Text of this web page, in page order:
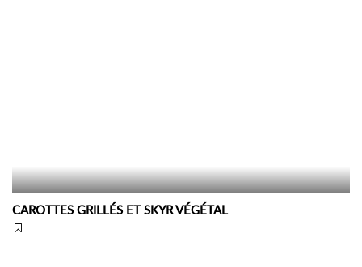
CAROTTES GRILLÉS ET SKYR VÉGÉTAL